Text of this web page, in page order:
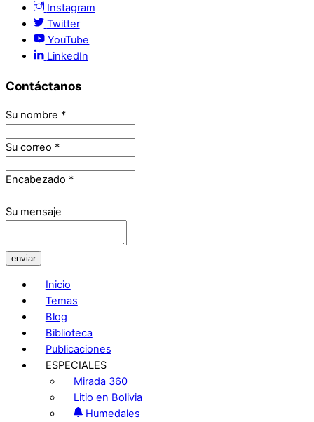
Instagram
Twitter
YouTube
LinkedIn
Contáctanos
Su nombre *
Su correo *
Encabezado *
Su mensaje
enviar
Inicio
Temas
Blog
Biblioteca
Publicaciones
ESPECIALES
Mirada 360
Litio en Bolivia
Humedales